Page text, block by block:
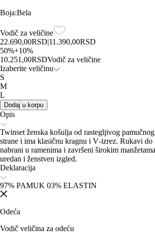
Boja:Bela
Vodič za veličine
22.690,00RSD|11.390,00RSD
50%+10%
10.251,00RSDVodič za veličine
Izaberite veličinu
S
M
L
Dodaj u korpu
Opis
Twinset ženska košulja od rastegljivog
strane i ima klasičnu kragnu i V‑izrez. Rukavi do
nabrani u ramenima i završeni širokim
uredan i ženstven izgled.
Deklaracija
97% PAMUK 03% ELASTIN
Odeća
Vodič veličina za odeću